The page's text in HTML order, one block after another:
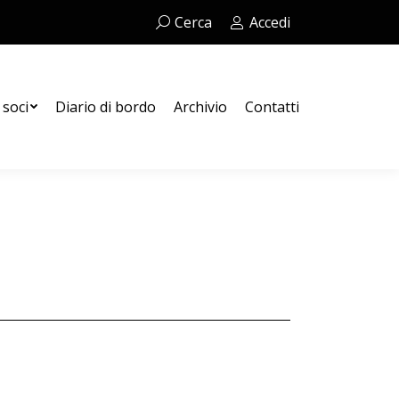
Cerca:Cerca Accedi
Diario di bordo Archivio Contatti
Contatti